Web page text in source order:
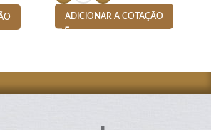
ADICIONAR A COTAÇÃO